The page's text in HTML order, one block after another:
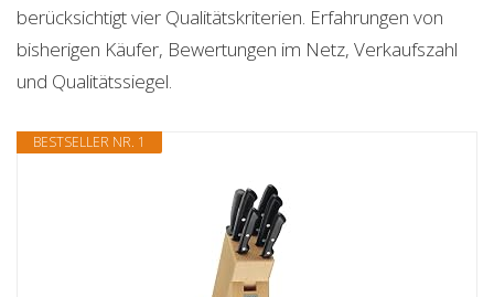
berücksichtigt vier Qualitätskriterien. Erfahrungen von
bisherigen Käufer, Bewertungen im Netz, Verkaufszahl
und Qualitätssiegel.
BESTSELLER NR. 1